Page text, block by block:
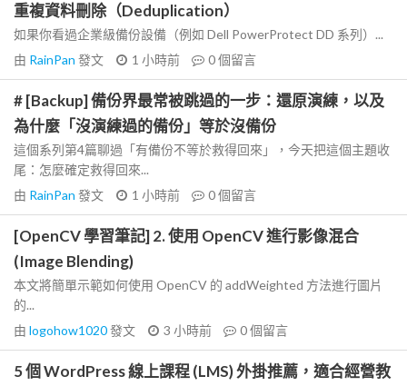
重複資料刪除（Deduplication）
如果你看過企業級備份設備（例如 Dell PowerProtect DD 系列）...
由 RainPan 發文 1 小時前 0個留言
# [Backup] 備份界最常被跳過的一步：還原演練，以及
為什麼「沒演練過的備份」等於沒備份
這個系列第4篇聊過「有備份不等於救得回來」，今天把這個主題收
尾：怎麼確定救得回來...
由 RainPan 發文 1 小時前 0個留言
[OpenCV 學習筆記] 2. 使用 OpenCV 進行影像混合
(Image Blending)
本文將簡單示範如何使用 OpenCV 的 addWeighted 方法進行圖片
的...
由 logohow1020發文 3 小時前 0個留言
5 個 WordPress 線上課程 (LMS) 外掛推薦，適合經營教